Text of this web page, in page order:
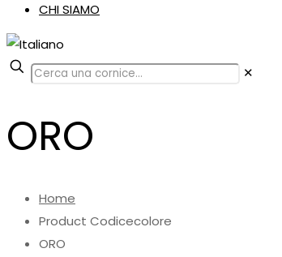
CHI SIAMO
✕
ORO
Home
Product Codicecolore
ORO